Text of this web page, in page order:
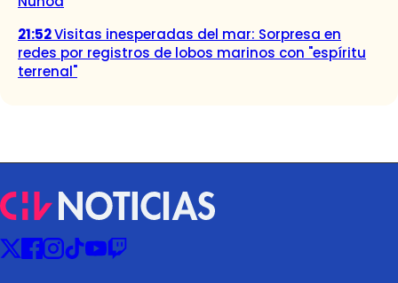
21:52Visitas inesperadas del mar: Sorpresa en
redes por registros de lobos marinos con "espíritu
terrenal"